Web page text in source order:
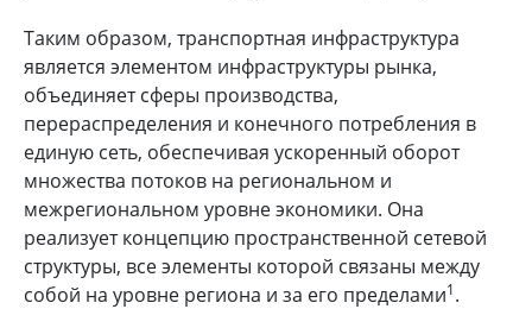
Таким образом, транспортная инфраструктура
является элементом инфраструктуры рынка,
объединяет сферы производства,
перераспределения и конечного потребления в
единую сеть, обеспечивая ускоренный оборот
множества потоков на региональном и
межрегиональном уровне экономики. Она
реализует концепцию пространственной сетевой
структуры, все элементы которой связаны между
собой на уровне региона и за его пределами1.